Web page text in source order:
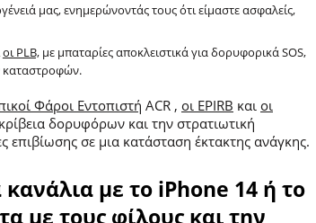
μας, ενημερώνοντάς τους ότι είμαστε ασφαλείς,
οι PLB,με μπαταρίες αποκλειστικά για δορυφορικά SOS,
καταστροφών.
Φάροι Εντοπιστή ACR , οι EPIRB και οι
δορυφόρων και την στρατιωτική
επιβίωσης σε μια κατάσταση έκτακτης ανάγκης.
με το iPhone 14 ή το
με τους φίλους και την